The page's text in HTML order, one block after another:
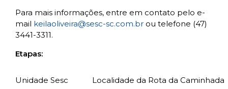
Para mais informações, entre em contato pelo e-
mail keilaoliveira@sesc-sc.com.br ou telefone (47)
3441-3311.
Etapas:
Unidade Sesc Localidade da Rota da Caminhada